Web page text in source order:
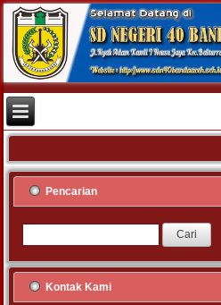
Pencarian
Kontak Kami